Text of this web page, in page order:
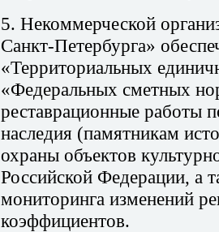
5. Некоммерческой
Санкт-Петербурга»
«Территориальных
«Федеральных сметных
реставрационные работы
наследия (памятникам
охраны объектов
Российской Федерации, а
мониторинга изменений
коэффициентов.